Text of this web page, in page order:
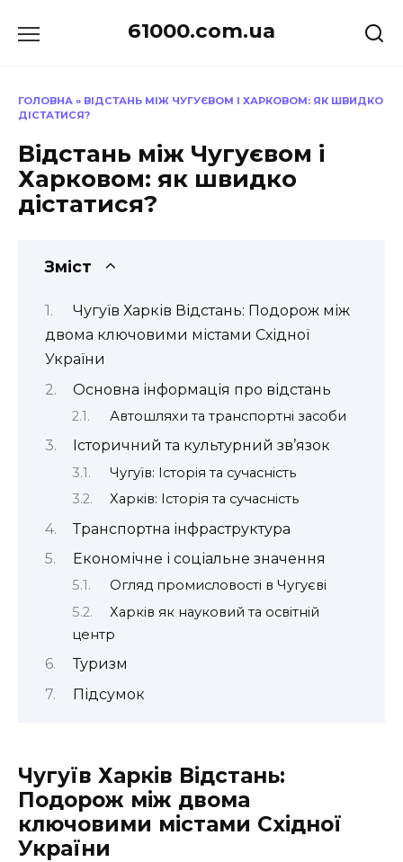
до
61000.com.ua
ГОЛОВНА » ВІДСТАНЬ МІЖ ЧУГУЄВОМ І ХАРКОВОМ: ЯК ШВИДКО
ДІСТАТИСЯ?
Відстань між Чугуєвом і
Харковом: як швидко
дістатися?
Зміст
Чугуїв Харків Відстань: Подорож між
двома ключовими містами Східної
України
Основна інформація про відстань
Автошляхи та транспортні засоби
Історичний та культурний зв’язок
Чугуїв: Історія та сучасність
Харків: Історія та сучасність
Транспортна інфраструктура
Економічне і соціальне значення
Огляд промисловості в Чугуєві
Харків як науковий та освітній
центр
Туризм
Підсумок
Чугуїв Харків Відстань:
Подорож між двома
ключовими містами Східної
України